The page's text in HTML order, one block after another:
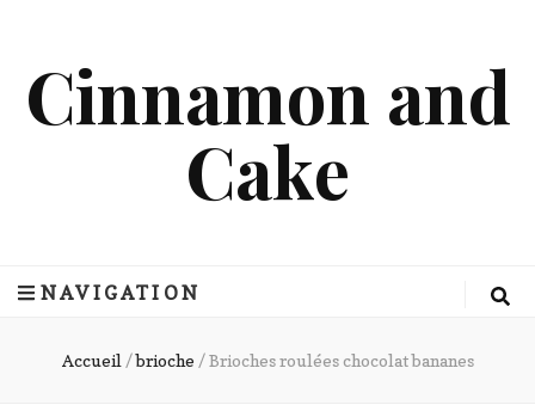
Cinnamon and
Cake
NAVIGATION
Accueil /brioche / Brioches roulées chocolat bananes